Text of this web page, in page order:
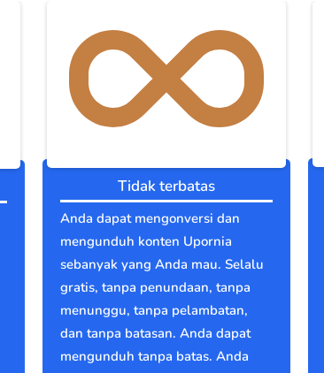
Tidak terbatas
Anda dapat mengonversi dan
mengunduh konten Upornia
sebanyak yang Anda mau. Selalu
gratis, tanpa penundaan, tanpa
menunggu, tanpa pelambatan,
dan tanpa batasan. Anda dapat
mengunduh tanpa batas. Anda